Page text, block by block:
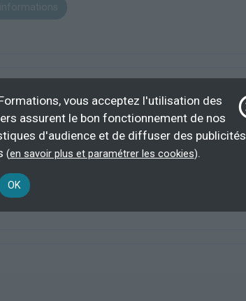
demandeur d’emploi
vous acceptez l'utilisation des
assurent le bon fonctionnement de nos
d'audience et de diffuser des publicités
(en savoir plus et paramétrer les cookies).
OK